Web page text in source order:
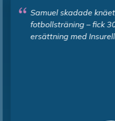
Samuel skadade
fotbollsträning – fick
ersättning med